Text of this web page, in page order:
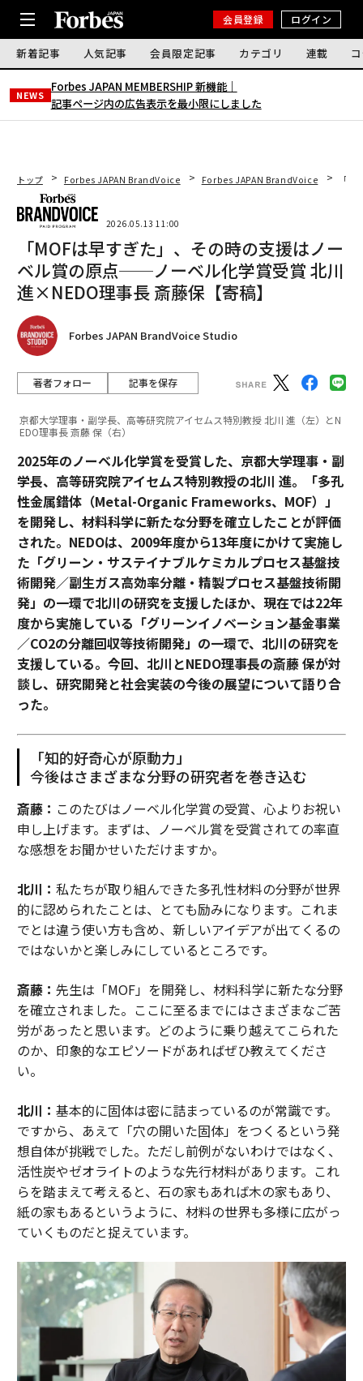
会員登録 ログイン
新着記事 人気記事 会員限定記事 カテゴリ 連載
NEWS
Forbes JAPAN MEMBERSHIP 新機能｜
記事ページ内の広告表示を最小限にしました
トップ Forbes JAPAN BrandVoice Forbes JAPAN BrandVoice 「
2026.05.13 11:00
「MOFは早すぎた」、その時の支援はノー
ベル賞の原点──ノーベル化学賞受賞 北川
進×NEDO理事長 斎藤保【寄稿】
Forbes JAPAN BrandVoice Studio
著者フォロー 記事を保存
京都大学理事・副学長、高等研究院アイセムス特別教授 北川 進（左）とN
EDO理事長 斎藤 保（右）
2025年のノーベル化学賞を受賞した、京都大学理事・副
学長、高等研究院アイセムス特別教授の北川 進。「多孔
性金属錯体（Metal-Organic Frameworks、MOF）」
を開発し、材料科学に新たな分野を確立したことが評価
された。NEDOは、2009年度から13年度にかけて実施し
た「グリーン・サステイナブルケミカルプロセス基盤技
術開発／副生ガス高効率分離・精製プロセス基盤技術開
発」の一環で北川の研究を支援したほか、現在では22年
度から実施している「グリーンイノベーション基金事業
／CO2の分離回収等技術開発」の一環で、北川の研究を
支援している。今回、北川とNEDO理事長の斎藤 保が対
談し、研究開発と社会実装の今後の展望について語り合
った。
「知的好奇心が原動力」
今後はさまざまな分野の研究者を巻き込む
斎藤： このたびはノーベル化学賞の受賞、心よりお祝い
申し上げます。まずは、ノーベル賞を受賞されての率直
な感想をお聞かせいただけますか。
北川： 私たちが取り組んできた多孔性材料の分野が世界
的に認められたことは、とても励みになります。これま
でとは違う使い方も含め、新しいアイデアが出てくるの
ではないかと楽しみにしているところです。
斎藤： 先生は「MOF」を開発し、材料科学に新たな分野
を確立されました。ここに至るまでにはさまざまなご苦
労があったと思います。どのように乗り越えてこられた
のか、印象的なエピソードがあればぜひ教えてくださ
い。
北川： 基本的に固体は密に詰まっているのが常識です。
ですから、あえて「穴の開いた固体」をつくるという発
想自体が挑戦でした。ただし前例がないわけではなく、
活性炭やゼオライトのような先行材料があります。これ
らを踏まえて考えると、石の家もあれば木の家もあり、
紙の家もあるというように、材料の世界も多様に広がっ
ていくものだと捉えています。